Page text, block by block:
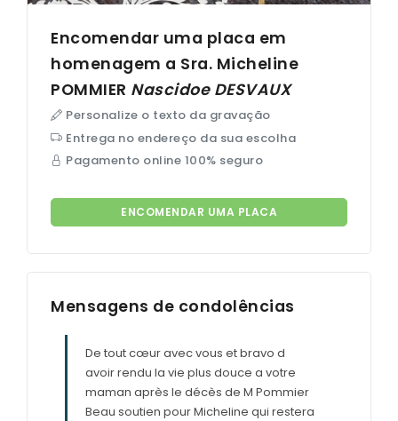
Encomendar uma placa em
homenagem a Sra. Micheline
POMMIER Nascidoe DESVAUX
Personalize o texto da gravação
Entrega no endereço da sua escolha
Pagamento online 100% seguro
ENCOMENDAR UMA PLACA
Mensagens de condolências
De tout cœur avec vous et bravo d
avoir rendu la vie plus douce a votre
maman après le décès de M Pommier
Beau soutien pour Micheline qui restera